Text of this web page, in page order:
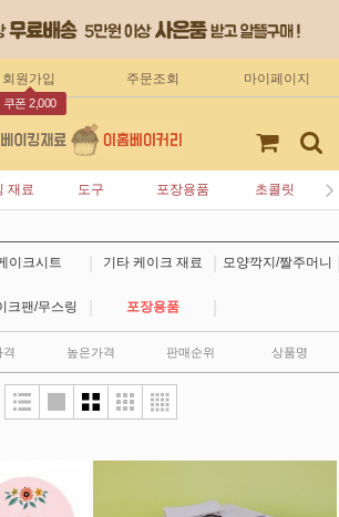
회원가입
쿠폰 2,000
주문조회 마이페이지
재료 도구 포장용품 초콜릿
이크시트 기타 케이크 재료 모양깍지/짤주머니
크팬/무스링 포장용품
격 높은가격 판매순위 상품명